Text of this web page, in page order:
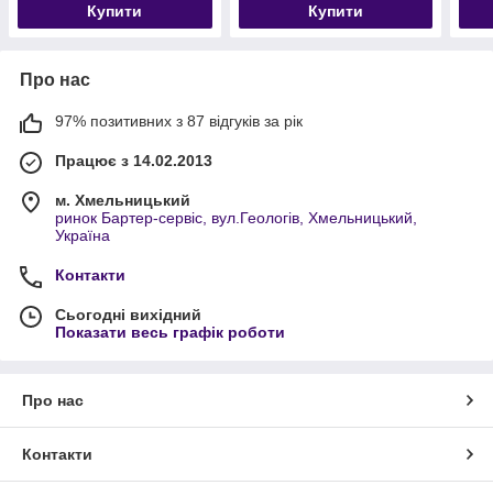
Купити Купити
Про нас
97% позитивних з 87 відгуків за рік
Працює з 14.02.2013
м. Хмельницький
ринок Бартер-сервіс, вул.Геологів, Хмельницький,
Україна
Контакти
Сьогодні вихідний
Показати весь графік роботи
Про нас
Контакти